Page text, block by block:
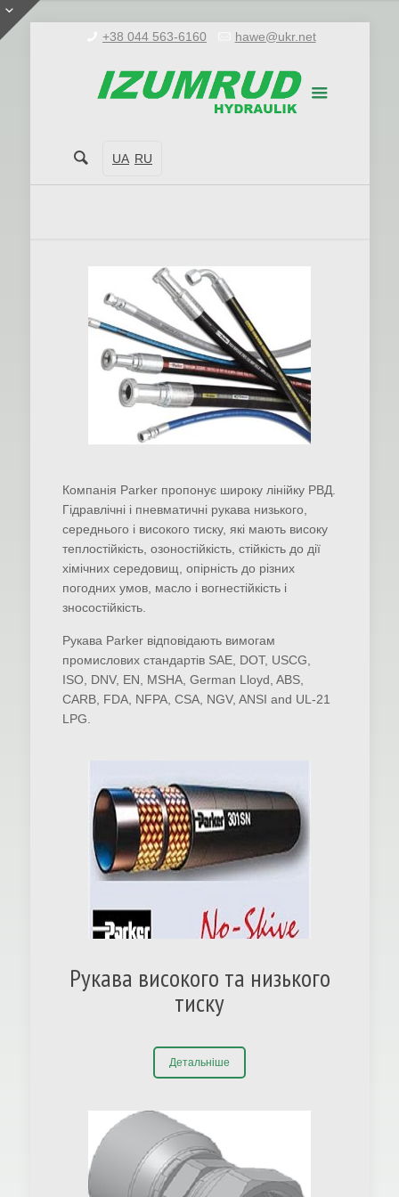
+38 044 563-6160 hawe@ukr.net
UA RU
Компанія Parker пропонує широку лінійку РВД.
Гідравлічні і пневматичні рукава низького,
середнього і високого тиску, які мають високу
теплостійкість, озоностійкість, стійкість до дії
хімічних середовищ, опірність до різних
погодних умов, масло і вогнестійкість і
зносостійкість.
Рукава Parker відповідають вимогам
промислових стандартів SAE, DOT, USCG,
ISO, DNV, EN, MSHA, German Lloyd, ABS,
CARB, FDA, NFPA, CSA, NGV, ANSI and UL-21
LPG.
Рукава високого та низького
тиску
Детальніше